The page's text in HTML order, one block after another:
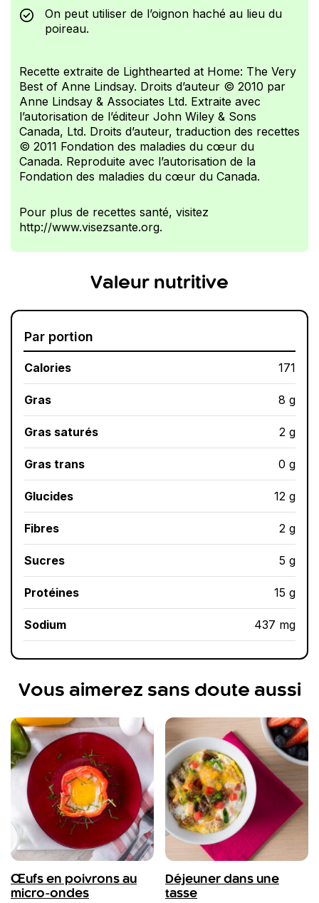
On peut utiliser de l’oignon haché au lieu du
poireau.
Recette extraite de Lighthearted at Home: The Very
Best of Anne Lindsay. Droits d’auteur © 2010 par
Anne Lindsay & Associates Ltd. Extraite avec
l’autorisation de l’éditeur John Wiley & Sons
Canada, Ltd. Droits d’auteur, traduction des recettes
© 2011 Fondation des maladies du cœur du
Canada. Reproduite avec l’autorisation de la
Fondation des maladies du cœur du Canada.
Pour plus de recettes santé, visitez
http://www.visezsante.org.
Valeur nutritive
Par portion
Calories 171
Gras 8 g
Gras saturés 2 g
Gras trans 0 g
Glucides 12 g
Fibres 2 g
Sucres 5 g
Protéines 15 g
Sodium 437 mg
Vous aimerez sans doute aussi
Œufs en poivrons au
micro-ondes
Déjeuner dans une
tasse